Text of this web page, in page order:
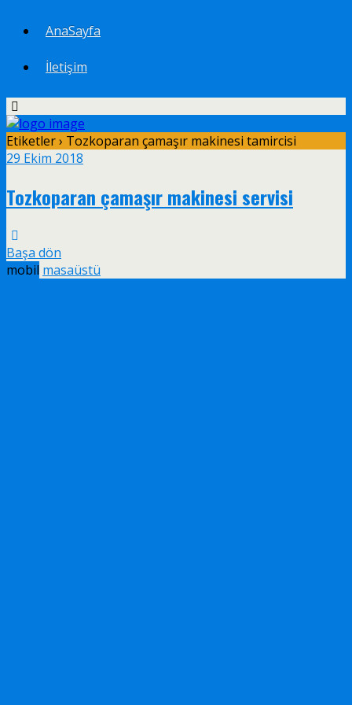
AnaSayfa
İletişim
Etiketler › Tozkoparan çamaşır makinesi tamircisi
29 Ekim 2018
Tozkoparan çamaşır makinesi servisi
Başa dön
mobil masaüstü